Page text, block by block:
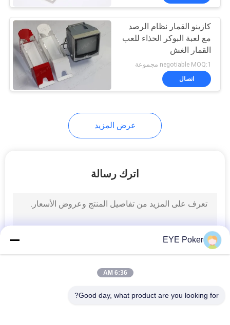
كازينو القمار نظام الرصد
مع لعبة البوكر الحذاء للعب
القمار الغش
negotiable MOQ:1 مجموعة
اتصال
عرض المزيد
اترك رسالة
EYE Poker
6:36 AM
Good day, what product are you looking for?